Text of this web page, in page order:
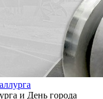
и День города